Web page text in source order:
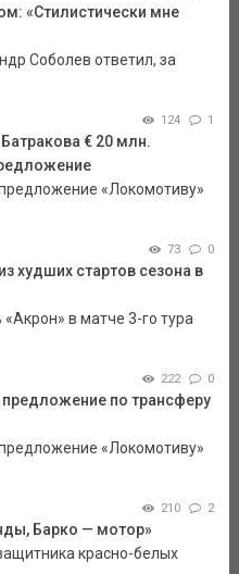
«Стилистически мне
Соболев ответил, за
124 1
€ 20 млн.
«Локомотиву»
73 0
худших стартов сезона в
в матче 3-го тура
222 0
по трансферу
«Локомотиву»
210 2
Барко — мотор»
красно-белых